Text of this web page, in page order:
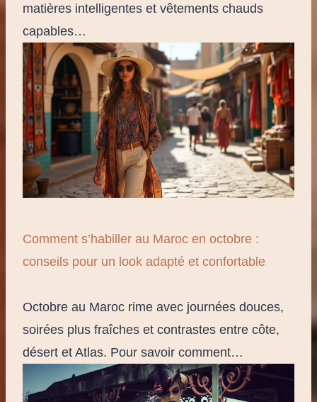
matières intelligentes et vêtements chauds
capables…
Comment s’habiller au Maroc en octobre :
conseils pour un look adapté et confortable
Octobre au Maroc rime avec journées douces,
soirées plus fraîches et contrastes entre côte,
désert et Atlas. Pour savoir comment…